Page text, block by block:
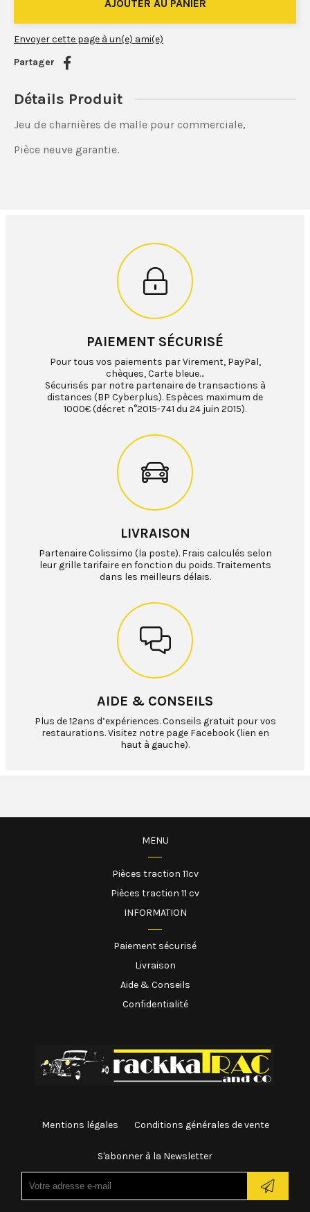
Envoyer cette page à un(e) ami(e)
Partager
Détails Produit
Jeu de charnières de malle pour commerciale,
Pièce neuve garantie.
PAIEMENT SÉCURISÉ
Pour tous vos paiements par Virement, PayPal,
chèques, Carte bleue…
Sécurisés par notre partenaire de transactions à
distances (BP Cyberplus). Espèces maximum de
1000€ (décret n°2015-741 du 24 juin 2015).
LIVRAISON
Partenaire Colissimo (la poste). Frais calculés selon
leur grille tarifaire en fonction du poids. Traitements
dans les meilleurs délais.
AIDE & CONSEILS
Plus de 12ans d’expériences. Conseils gratuit pour vos
restaurations. Visitez notre page Facebook (lien en
haut à gauche).
MENU
Pièces traction 11cv
Pièces traction 11 cv
INFORMATION
Paiement sécurisé
Livraison
Aide & Conseils
Confidentialité
Mentions légales Conditions générales de vente
S'abonner à la Newsletter